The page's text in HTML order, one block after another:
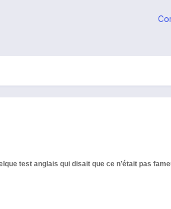
test anglais qui disait que ce n’était pas